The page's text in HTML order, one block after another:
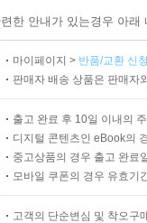
한 안내가 있는경우 아
마이페이지 > 반품/교환 신
판매자 배송 상품은 판매자
출고 완료 후 10일 이내의
디지털 콘텐츠인 eBook의
중고상품의 경우 출고 완료
모바일 쿠폰의 경우 유효기
고객의 단순변심 및 착오구